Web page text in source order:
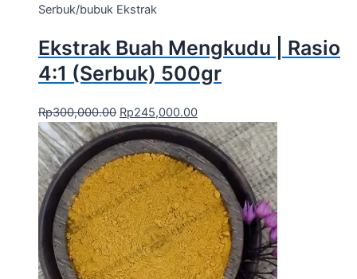
Serbuk/bubuk Ekstrak
Ekstrak Buah Mengkudu | Rasio
4:1 (Serbuk) 500gr
Rp300,000.00 Rp245,000.00